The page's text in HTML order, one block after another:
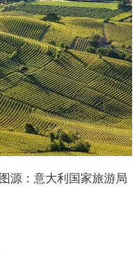
源：意大利国家旅游局